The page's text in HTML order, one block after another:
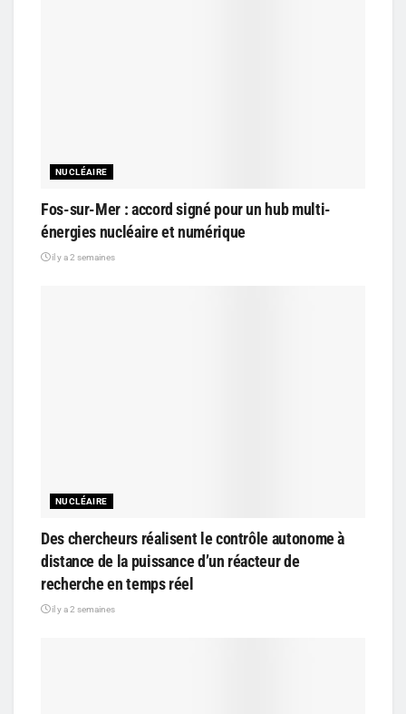
NUCLÉAIRE
Fos-sur-Mer : accord signé pour un hub multi-
énergies nucléaire et numérique
il y a 2 semaines
NUCLÉAIRE
Des chercheurs réalisent le contrôle autonome à
distance de la puissance d’un réacteur de
recherche en temps réel
il y a 2 semaines